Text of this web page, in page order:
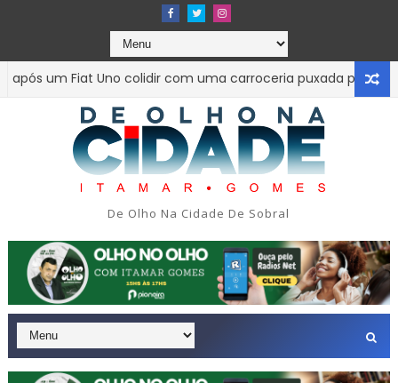
um Fiat Uno colidir com uma carroceria puxada por um
tragédia na tarde da última segunda-feira 13/07/2026 na
De Olho Na Cidade De Sobral